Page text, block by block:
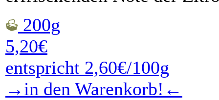
200g
5,20€
entspricht 2,60€/100g
→in den Warenkorb!←